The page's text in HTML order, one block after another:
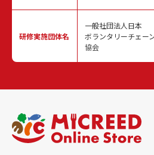
研修実施団体名
一般社団法人日本
ボランタリーチェー
協会